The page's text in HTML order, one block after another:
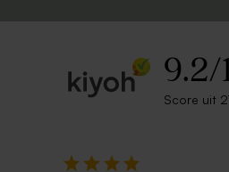
9.2/
Score uit